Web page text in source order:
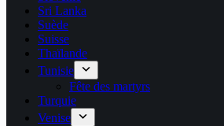
Sri Lanka
Suède
Suisse
Thaïlande
Tunisie
Fête des martyrs
Turquie
Venise